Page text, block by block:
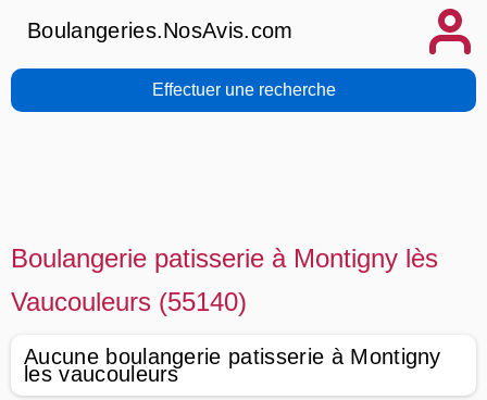
Boulangeries.NosAvis.com
Effectuer une recherche
Boulangerie patisserie à Montigny lès
Vaucouleurs (55140)
Aucune boulangerie patisserie à Montigny
les vaucouleurs